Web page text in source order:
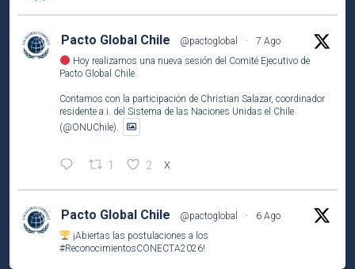
Pacto Global Chile @pactoglobal ·
7 Ago
Hoy realizamos una nueva sesión del Comité Ejecutivo de
Pacto Global Chile.
Contamos con la participación de Christian Salazar, coordinador
residente a.i. del Sistema de las Naciones Unidas el Chile
(@ONUChile).
1 2 X
Pacto Global Chile @pactoglobal ·
6 Ago
¡Abiertas las postulaciones a los
#ReconocimientosCONECTA2026!